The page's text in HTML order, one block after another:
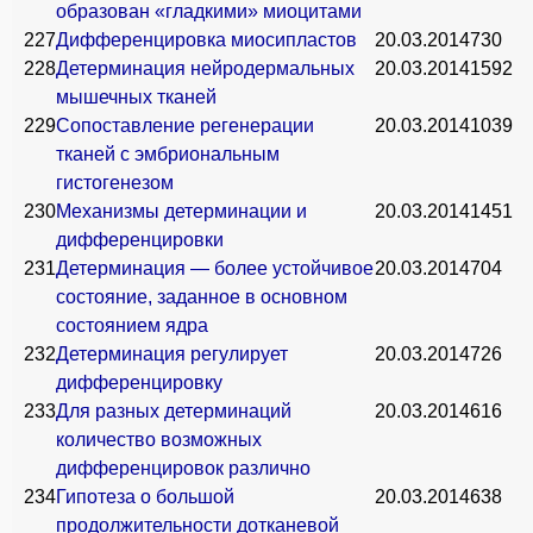
образован «гладкими» миоцитами
227Дифференцировка миосипластов 20.03.2014730
228Детерминация нейродермальных
мышечных тканей
20.03.20141592
229Сопоставление регенерации
тканей с эмбриональным
гистогенезом
20.03.20141039
230Механизмы детерминации и
дифференцировки
20.03.20141451
231Детерминация — более устойчивое
состояние, заданное в основном
состоянием ядра
20.03.2014704
232Детерминация регулирует
дифференцировку
20.03.2014726
233Для разных детерминаций
количество возможных
дифференцировок различно
20.03.2014616
234Гипотеза о большой
продолжительности дотканевой
20.03.2014638